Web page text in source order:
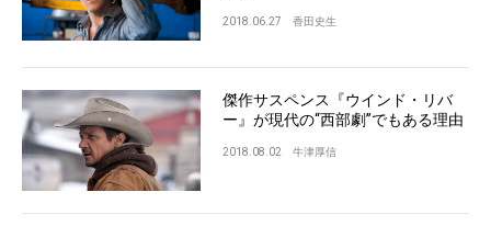
2018.06.27 香田史生
傑作サスペンス『ウインド・リバ
ー』が現代の“西部劇”でもある理由
2018.08.02 牛津厚信